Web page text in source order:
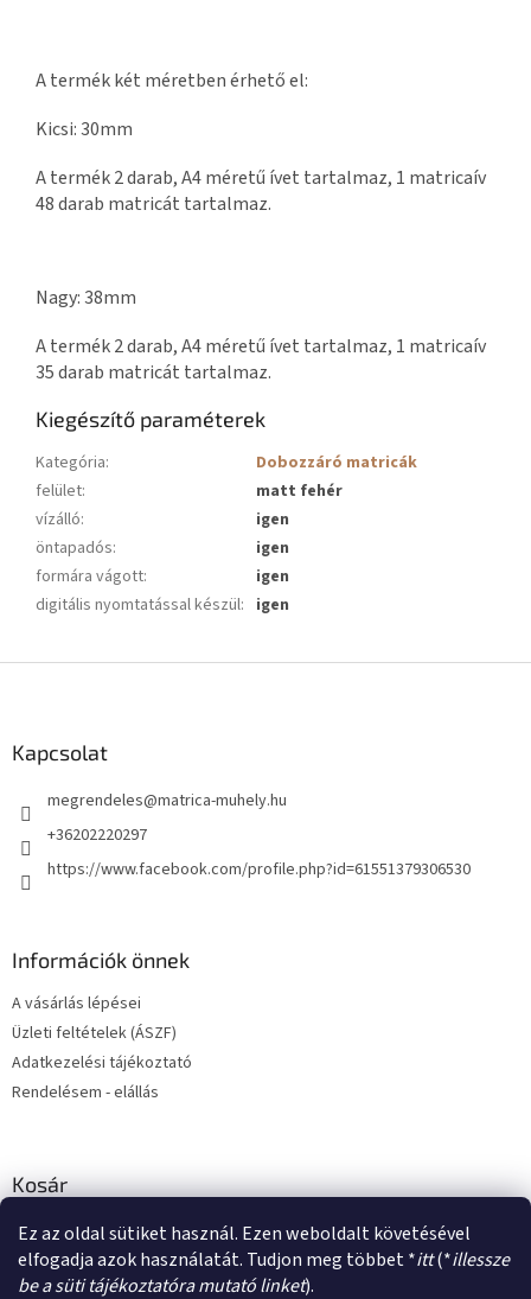
Ez az oldal sütiket használ. Ezen weboldalt követésével
elfogadja azok használatát. Tudjon meg többet *itt(*illessze
be a süti tájékoztatóra mutató linket).
A termék két méretben érhető el:
Kicsi: 30mm
A termék 2 darab, A4 méretű ívet tartalmaz, 1 matricaív
48 darab matricát tartalmaz.
Nagy: 38mm
A termék 2 darab, A4 méretű ívet tartalmaz, 1 matricaív
35 darab matricát tartalmaz.
Kiegészítő paraméterek
Kategória:
Dobozzáró matricák
felület:
matt fehér
vízálló:
igen
öntapadós:
igen
formára vágott:
igen
digitális nyomtatással készül: igen
Kapcsolat
megrendeles@matrica-muhely.hu
+36202220297
https://www.facebook.com/profile.php?id=61551379306530
Információk önnek
A vásárlás lépései
Üzleti feltételek (ÁSZF)
Adatkezelési tájékoztató
Rendelésem - elállás
Kosár
0DB /0 FT